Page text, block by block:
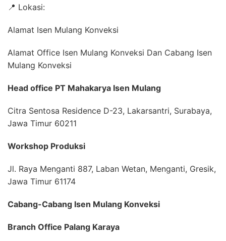
📍 Lokasi:
Alamat Isen Mulang Konveksi
Alamat Office Isen Mulang Konveksi Dan Cabang Isen
Mulang Konveksi
Head office PT Mahakarya Isen Mulang
Citra Sentosa Residence D-23, Lakarsantri, Surabaya,
Jawa Timur 60211
Workshop Produksi
Jl. Raya Menganti 887, Laban Wetan, Menganti, Gresik,
Jawa Timur 61174
Cabang-Cabang Isen Mulang Konveksi
Branch Office Palang Karaya